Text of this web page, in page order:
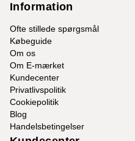
Information
Ofte stillede spørgsmål
Købeguide
Om os
Om E-mærket
Kundecenter
Privatlivspolitik
Cookiepolitik
Blog
Handelsbetingelser